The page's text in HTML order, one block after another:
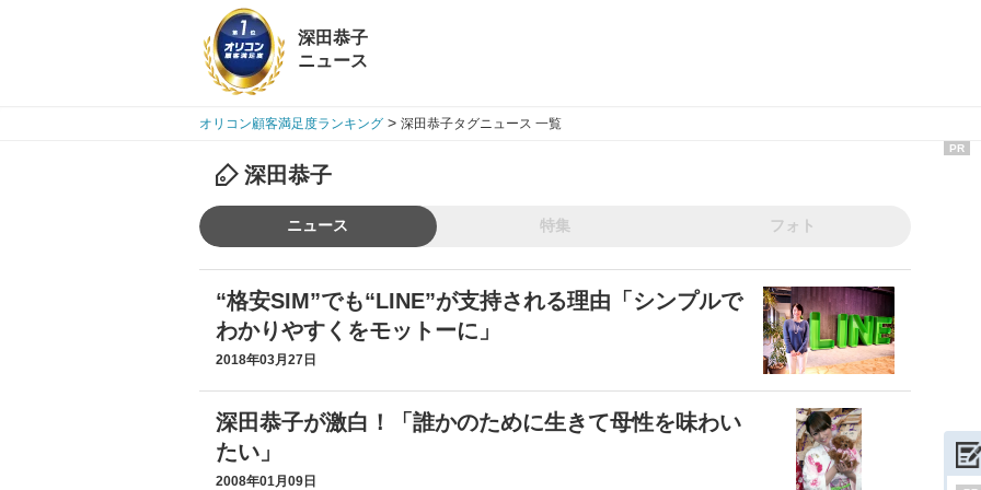
深田恭子
ニュース
オリコン顧客満足度ランキング > 深田恭子タグニュース 一覧
深田恭子
ニュース 特集 フォト
“格安SIM”でも“LINE”が支持される理由「シンプルで
わかりやすくをモットーに」
2018年03月27日
深田恭子が激白！「誰かのために生きて母性を味わい
たい」
2008年01月09日
PR